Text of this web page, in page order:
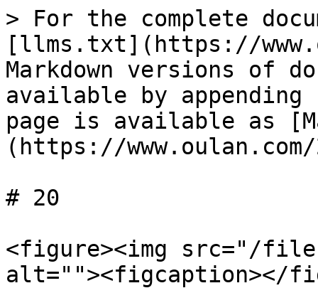
> For the complete
[llms.txt](https://
Markdown versions of
available by
page is available as
(https://
# 20
<figure><img src="/files/
alt=""><figcaption></